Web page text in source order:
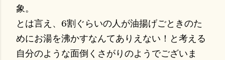
象。
とは言え、6割ぐらいの人が油揚げごときのた
めにお湯を沸かすなんてありえない！と考える
自分のような面倒くさがりのようでございま